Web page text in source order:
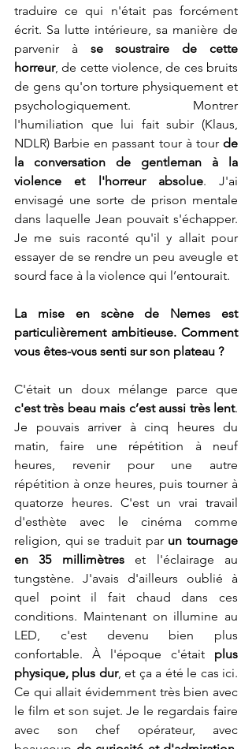
traduire ce qui n'était pas forcément
écrit. Sa lutte intérieure, sa manière de
parvenir à se soustraire de cette
horreur, de cette violence, de ces bruits
de gens qu'on torture physiquement et
psychologiquement. Montrer
l'humiliation que lui fait subir (Klaus,
NDLR) Barbie en passant tour à tour de
la conversation de gentleman à la
violence et l'horreur absolue. J'ai
envisagé une sorte de prison mentale
dans laquelle Jean pouvait s'échapper.
Je me suis raconté qu'il y allait pour
essayer de se rendre un peu aveugle et
sourd face à la violence qui l’entourait.
La mise en scène de Nemes est
particulièrement ambitieuse. Comment
vous êtes-vous senti sur son plateau ?
c'est très beau mais c’est aussi très lent.
Je pouvais arriver à cinq heures du
matin, faire une répétition à neuf
heures, revenir pour une autre
répétition à onze heures, puis tourner à
quatorze heures. C'est un vrai travail
d'esthète avec le cinéma comme
religion, qui se traduit par un tournage
en 35 millimètres et l'éclairage au
tungstène. J'avais d'ailleurs oublié à
quel point il fait chaud dans ces
conditions. Maintenant on illumine au
LED, c'est devenu bien plus
confortable. À l'époque c'était plus
physique, plus dur, et ça a été le cas ici.
Ce qui allait évidemment très bien avec
le film et son sujet. Je le regardais faire
avec son chef opérateur, avec